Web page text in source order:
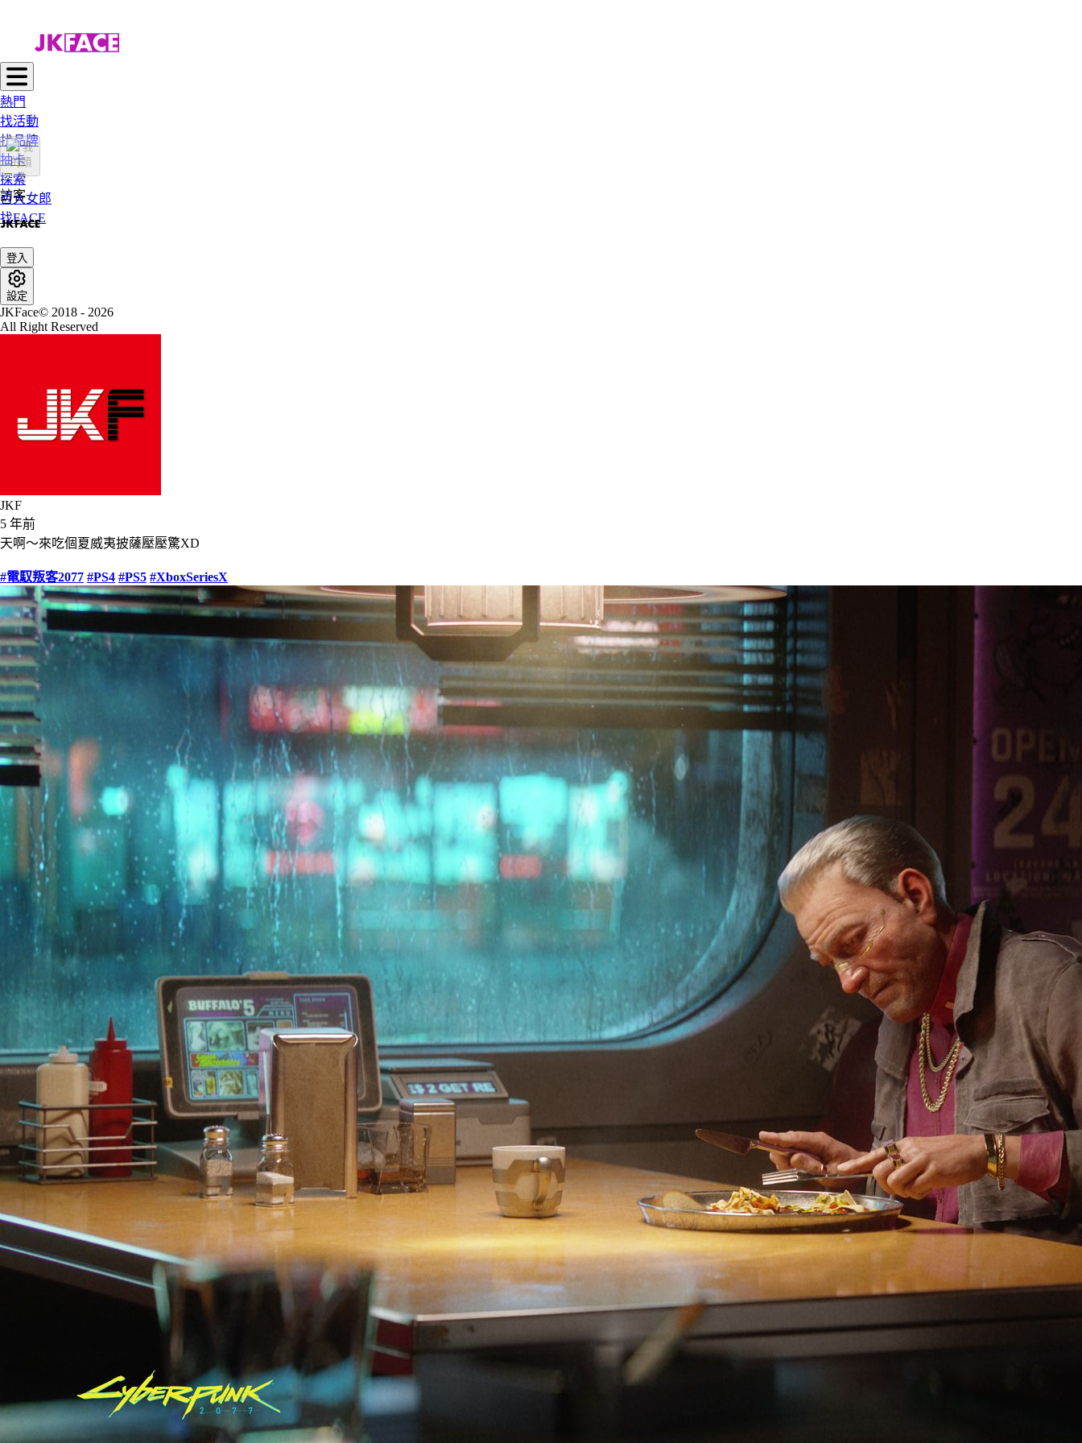
熱門
找活動
找品牌
抽卡
探索
百大女郎
找FACE
訪客
登入
設定
JKFace© 2018 - 2026
All Right Reserved
JKF
5 年前
天啊～來吃個夏威夷披薩壓壓驚XD
#電馭叛客2077 #PS4 #PS5 #XboxSeriesX